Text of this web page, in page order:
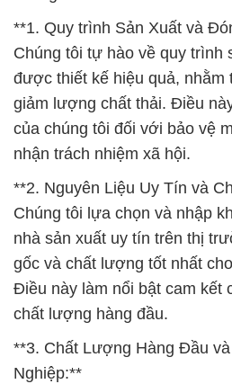
**1. Quy trình Sản Xuất và
Chúng tôi tự hào về quy trình
được thiết kế hiệu quả, nhằm
giảm lượng chất thải. Điều
của chúng tôi đối với bảo vệ
nhận trách nhiệm xã hội.
**2. Nguyên Liệu Uy Tín và
Chúng tôi lựa chọn và nhập
nhà sản xuất uy tín trên thị
gốc và chất lượng tốt nhất
Điều này làm nổi bật cam kết
chất lượng hàng đầu.
**3. Chất Lượng Hàng Đầu
Nghiệp:**